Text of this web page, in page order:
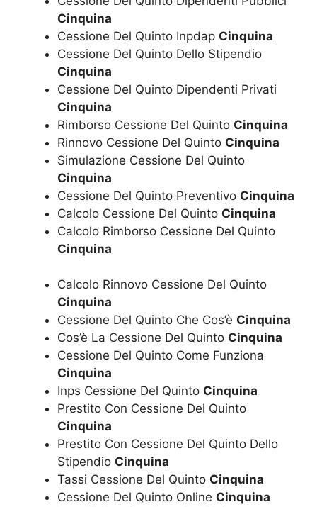
Cinquina
Cessione Del Quinto Inpdap Cinquina
Cessione Del Quinto Dello Stipendio
Cinquina
Cessione Del Quinto Dipendenti Privati
Cinquina
Rimborso Cessione Del Quinto Cinquina
Rinnovo Cessione Del Quinto Cinquina
Simulazione Cessione Del Quinto
Cinquina
Cessione Del Quinto Preventivo Cinquina
Calcolo Cessione Del Quinto Cinquina
Calcolo Rimborso Cessione Del Quinto
Cinquina
Calcolo Rinnovo Cessione Del Quinto
Cinquina
Cessione Del Quinto Che Cos’è Cinquina
Cos’è La Cessione Del Quinto Cinquina
Cessione Del Quinto Come Funziona
Cinquina
Inps Cessione Del Quinto Cinquina
Prestito Con Cessione Del Quinto
Cinquina
Prestito Con Cessione Del Quinto Dello
Stipendio Cinquina
Tassi Cessione Del Quinto Cinquina
Cessione Del Quinto Online Cinquina